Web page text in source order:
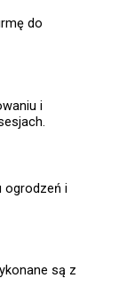
do
i
ogrodzeń i
są z